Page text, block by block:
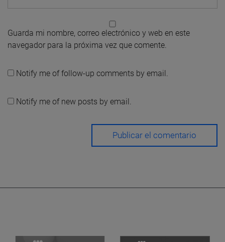
Guarda mi nombre, correo electrónico y web en este
navegador para la próxima vez que comente.
Notify me of follow-up comments by email.
Notify me of new posts by email.